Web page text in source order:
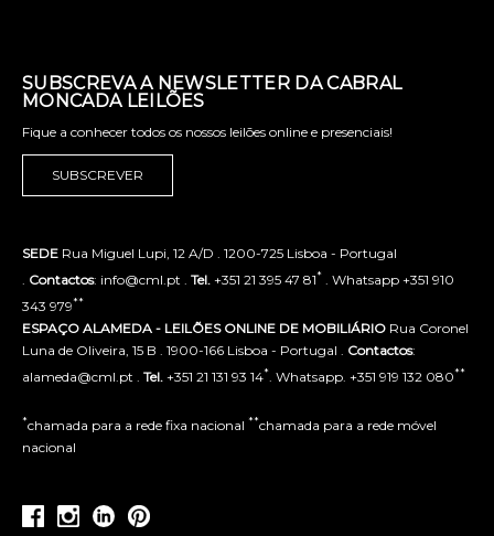
SUBSCREVA A NEWSLETTER DA CABRAL
MONCADA LEILÕES
Fique a conhecer todos os nossos leilões online e presenciais!
SUBSCREVER
SEDE Rua Miguel Lupi, 12 A/D . 1200-725 Lisboa - Portugal
Contactos: info@cml.pt . Tel. +351 21 395 47 81* . Whatsapp +351 910
343 979**
ESPAÇO ALAMEDA - LEILÕES ONLINE DE MOBILIÁRIO Rua Coronel
Luna de Oliveira, 15 B . 1900-166 Lisboa - Portugal . Contactos:
alameda@cml.pt . Tel. +351 21 131 93 14* . Whatsapp. +351 919 132 080**
*chamada para a rede fixa nacional **chamada para a rede móvel
nacional